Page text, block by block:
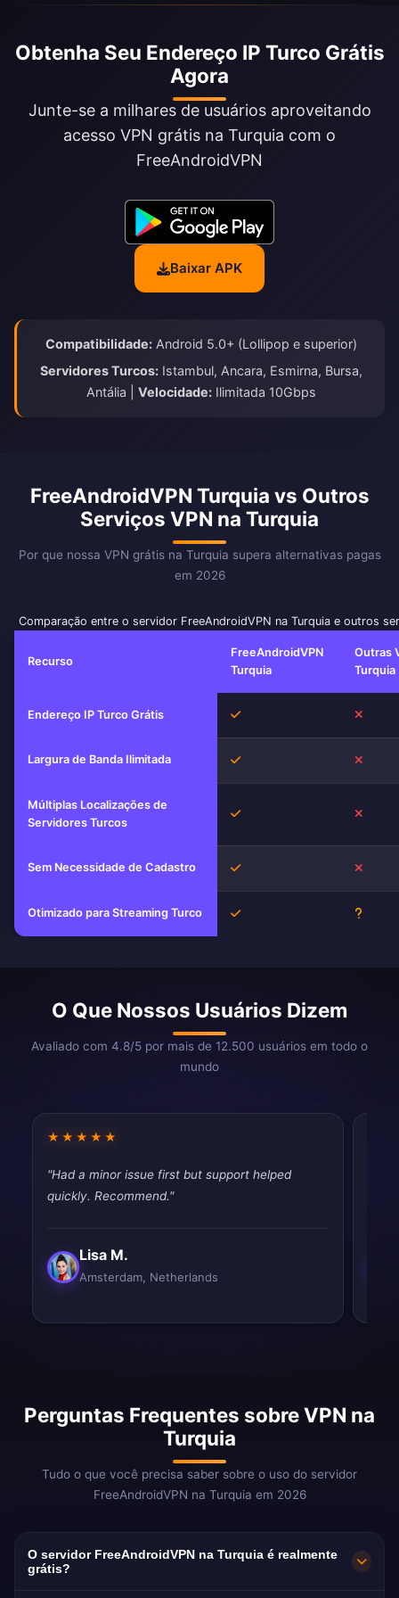
Obtenha Seu Endereço IP Turco Grátis
Agora
Junte-se a milhares de usuários aproveitando
acesso VPN grátis na Turquia com o
FreeAndroidVPN
Baixar APK
Compatibilidade:Android 5.0+ (Lollipop e superior)
Servidores Turcos:Istambul, Ancara, Esmirna, Bursa,
Antália | Velocidade:Ilimitada 10Gbps
FreeAndroidVPN Turquia vs Outros
Serviços VPN na Turquia
Por que nossa VPN grátis na Turquia supera alternativas pagas
em 2026
Comparação entre o servidor FreeAndroidVPN na Turquia e outros
Recurso
FreeAndroidVPN
Turquia
Outras
Turquia
Endereço IP Turco Grátis Sim
Largura de Banda Ilimitada Sim
Múltiplas Localizações de
Servidores Turcos
Sim
Sem Necessidade de Cadastro Sim
Otimizado para Streaming Turco Sim
O Que Nossos Usuários Dizem
Avaliado com 4.8/5 por mais de 12.500 usuários em todo o
mundo
★★★★★
"Had a minor issue first but support helped
quickly. Recommend."
Lisa M.
Amsterdam, Netherlands
Perguntas Frequentes sobre VPN na
Turquia
Tudo o que você precisa saber sobre o uso do servidor
FreeAndroidVPN na Turquia em 2026
O servidor FreeAndroidVPN na Turquia é realmente
grátis?